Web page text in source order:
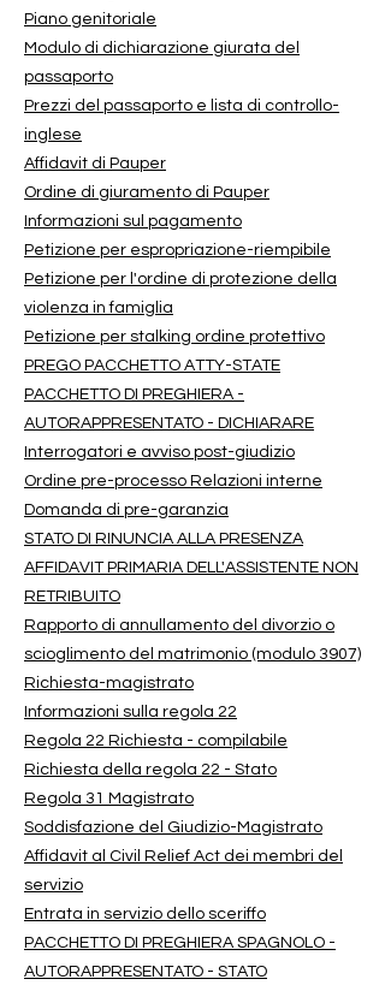
Piano genitoriale
Modulo di dichiarazione giurata del
passaporto
Prezzi del passaporto e lista di controllo-
inglese
Affidavit di Pauper
Ordine di giuramento di Pauper
Informazioni sul pagamento
Petizione per espropriazione-riempibile
Petizione per l'ordine di protezione della
violenza in famiglia
Petizione per stalking ordine protettivo
PREGO PACCHETTO ATTY-STATE
PACCHETTO DI PREGHIERA -
AUTORAPPRESENTATO - DICHIARARE
Interrogatori e avviso post-giudizio
Ordine pre-processo Relazioni interne
Domanda di pre-garanzia
STATO DI RINUNCIA ALLA PRESENZA
AFFIDAVIT PRIMARIA DELL'ASSISTENTE NON
RETRIBUITO
Rapporto di annullamento del divorzio o
scioglimento del matrimonio (modulo 3907)
Richiesta-magistrato
Informazioni sulla regola 22
Regola 22 Richiesta - compilabile
Richiesta della regola 22 - Stato
Regola 31 Magistrato
Soddisfazione del Giudizio-Magistrato
Affidavit al Civil Relief Act dei membri del
servizio
Entrata in servizio dello sceriffo
PACCHETTO DI PREGHIERA SPAGNOLO -
AUTORAPPRESENTATO - STATO